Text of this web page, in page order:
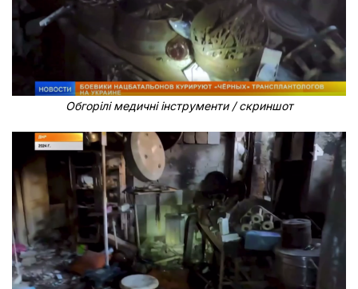
Обгорілі медичні інструменти / скриншот